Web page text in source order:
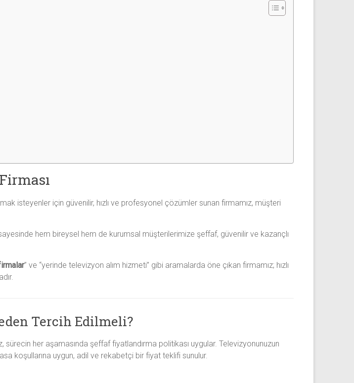
isteyenler için güvenilir, hızlı ve profesyonel çözümler sunan firmamız, müşteri
hem bireysel hem de kurumsal müşterilerimize şeffaf, güvenilir ve kazançlı
” ve “yerinde televizyon alım hizmeti” gibi aramalarda öne çıkan firmamız; hızlı
Tercih Edilmeli?
her aşamasında şeffaf fiyatlandırma politikası uygular. Televizyonunuzun
koşullarına uygun, adil ve rekabetçi bir fiyat teklifi sunulur.